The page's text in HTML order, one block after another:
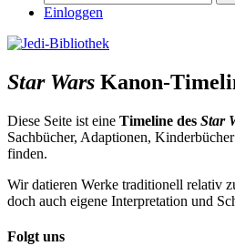
Einloggen
Star Wars Kanon-
Diese Seite ist eine Timeline des Star
Sachbücher, Adaptionen,
finden.
Wir datieren Werke traditionell relativ
doch auch eigene Interpretation und
Folgt uns